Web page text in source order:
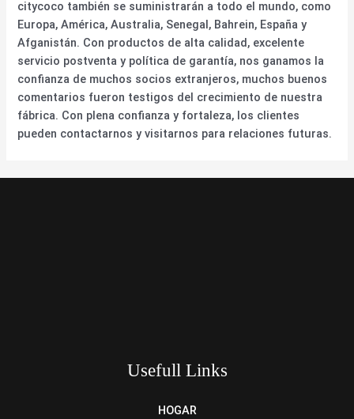
citycoco también se suministrarán a todo el mundo, como
Europa, América, Australia, Senegal, Bahrein, España y
Afganistán. Con productos de alta calidad, excelente
servicio postventa y política de garantía, nos ganamos la
confianza de muchos socios extranjeros, muchos buenos
comentarios fueron testigos del crecimiento de nuestra
fábrica. Con plena confianza y fortaleza, los clientes
pueden contactarnos y visitarnos para relaciones futuras.
Usefull Links
HOGAR